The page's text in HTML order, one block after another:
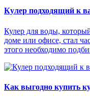
Кулер подходящий к
Кулер для воды,
доме или офисе, стал
этого необходимо
Как выгодно купить